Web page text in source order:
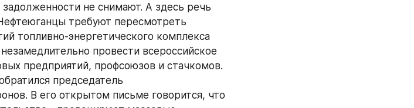
не снимают. А здесь речь
требуют пересмотреть
топливно-энергетического комплекса
провести всероссийское
предприятий, профсоюзов и стачкомов.
председатель
В его открытом письме говорится, что